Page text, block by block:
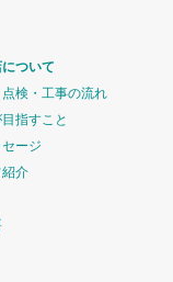
ついて
検・工事の流れ
指すこと
ージ
介